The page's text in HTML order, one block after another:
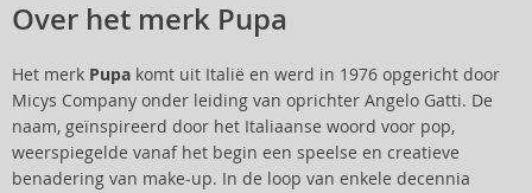
Over het merk Pupa
Het merk Pupa komt uit Italië en werd in 1976 opgericht door
Micys Company onder leiding van oprichter Angelo Gatti. De
naam, geïnspireerd door het Italiaanse woord voor pop,
weerspiegelde vanaf het begin een speelse en creatieve
benadering van make-up. In de loop van enkele decennia